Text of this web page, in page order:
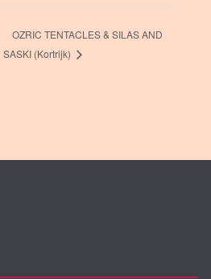
OZRIC TENTACLES & SILAS AND
SASKI (Kortrijk)